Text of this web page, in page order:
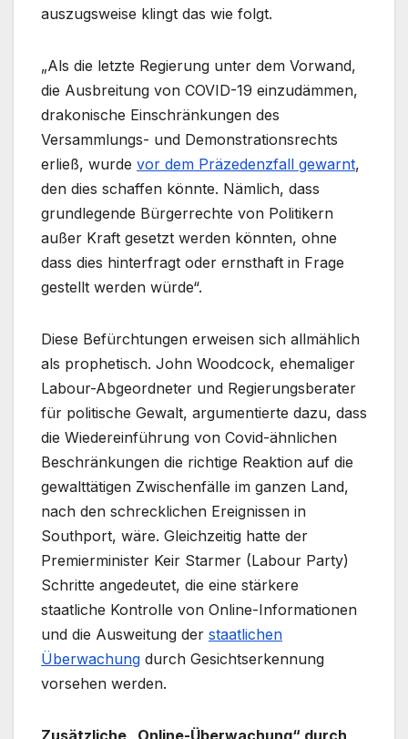
auszugsweise klingt das wie folgt.
„Als die letzte Regierung unter dem Vorwand,
die Ausbreitung von COVID-19 einzudämmen,
drakonische Einschränkungen des
Versammlungs- und Demonstrationsrechts
erließ, wurde vor dem Präzedenzfall gewarnt,
den dies schaffen könnte. Nämlich, dass
grundlegende Bürgerrechte von Politikern
außer Kraft gesetzt werden könnten, ohne
dass dies hinterfragt oder ernsthaft in Frage
gestellt werden würde“.
Diese Befürchtungen erweisen sich allmählich
als prophetisch. John Woodcock, ehemaliger
Labour-Abgeordneter und Regierungsberater
für politische Gewalt, argumentierte dazu, dass
die Wiedereinführung von Covid-ähnlichen
Beschränkungen die richtige Reaktion auf die
gewalttätigen Zwischenfälle im ganzen Land,
nach den schrecklichen Ereignissen in
Southport, wäre. Gleichzeitig hatte der
Premierminister Keir Starmer (Labour Party)
Schritte angedeutet, die eine stärkere
staatliche Kontrolle von Online-Informationen
und die Ausweitung der staatlichen
Überwachung durch Gesichtserkennung
vorsehen werden.